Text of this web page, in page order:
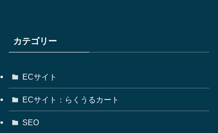
カテゴリー
ECサイト
ECサイト：らくうるカート
SEO